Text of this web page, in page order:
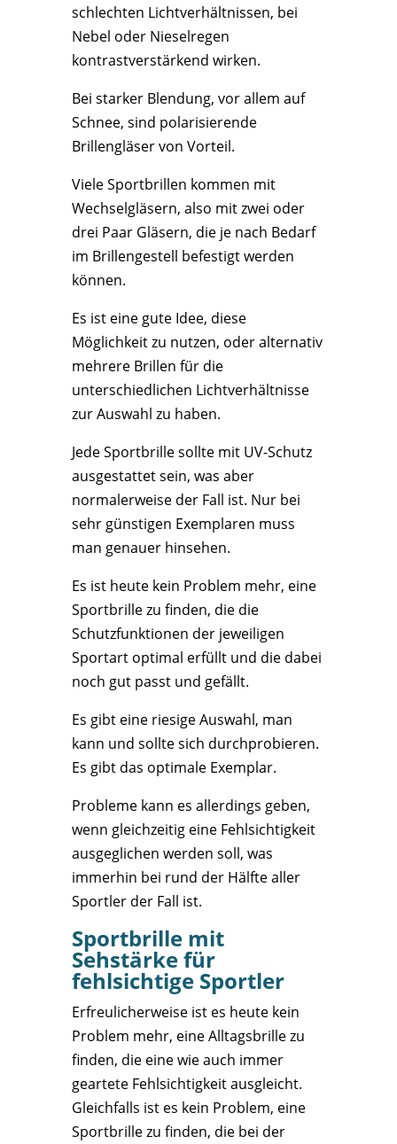
schlechten Lichtverhältnissen, bei
Nebel oder Nieselregen
kontrastverstärkend wirken.
Bei starker Blendung, vor allem auf
Schnee, sind polarisierende
Brillengläser von Vorteil.
Viele Sportbrillen kommen mit
Wechselgläsern, also mit zwei oder
drei Paar Gläsern, die je nach Bedarf
im Brillengestell befestigt werden
können.
Es ist eine gute Idee, diese
Möglichkeit zu nutzen, oder alternativ
mehrere Brillen für die
unterschiedlichen Lichtverhältnisse
zur Auswahl zu haben.
Jede Sportbrille sollte mit UV-Schutz
ausgestattet sein, was aber
normalerweise der Fall ist. Nur bei
sehr günstigen Exemplaren muss
man genauer hinsehen.
Es ist heute kein Problem mehr, eine
Sportbrille zu finden, die die
Schutzfunktionen der jeweiligen
Sportart optimal erfüllt und die dabei
noch gut passt und gefällt.
Es gibt eine riesige Auswahl, man
kann und sollte sich durchprobieren.
Es gibt das optimale Exemplar.
Probleme kann es allerdings geben,
wenn gleichzeitig eine Fehlsichtigkeit
ausgeglichen werden soll, was
immerhin bei rund der Hälfte aller
Sportler der Fall ist.
Sportbrille mit
Sehstärke für
fehlsichtige Sportler
Erfreulicherweise ist es heute kein
Problem mehr, eine Alltagsbrille zu
finden, die eine wie auch immer
geartete Fehlsichtigkeit ausgleicht.
Gleichfalls ist es kein Problem, eine
Sportbrille zu finden, die bei der